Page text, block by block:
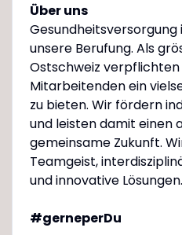
Über uns
Gesundheitsversorgung
unsere Berufung. Als
Ostschweiz verpflichten
Mitarbeitenden ein
zu bieten. Wir fördern
und leisten damit einen
gemeinsame Zukunft.
Teamgeist,
und innovative Lösungen.
#gerneperDu